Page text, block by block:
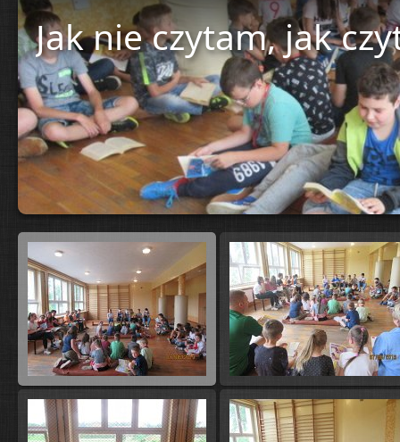
Jak nie czytam, jak